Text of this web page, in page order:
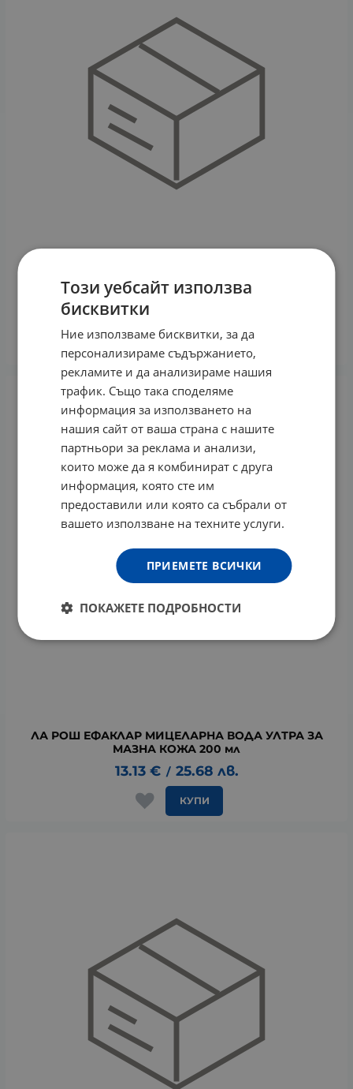
ЛА РОШ ЕФАКЛАР AI ЛОКАЛЕН КОРЕКТОР 15 мл
14.23
ЛА РОШ ЕФАКЛАР МИЦЕЛАРНА ВОДА УЛТРА ЗА
МАЗНА КОЖА 200 мл
13.13 € / 25.68 лв.
КУПИ
Този уебсайт използва
бисквитки
Ние използваме бисквитки, за да
персонализираме съдържанието,
рекламите и да анализираме нашия
трафик. Също така споделяме
информация за използването на
нашия сайт от ваша страна с нашите
партньори за реклама и анализи,
които може да я комбинират с друга
информация, която сте им
предоставили или която са събрали от
вашето използване на техните услуги.
ПРИЕМЕТЕ ВСИЧКИ
ПОКАЖЕТЕ ПОДРОБНОСТИ